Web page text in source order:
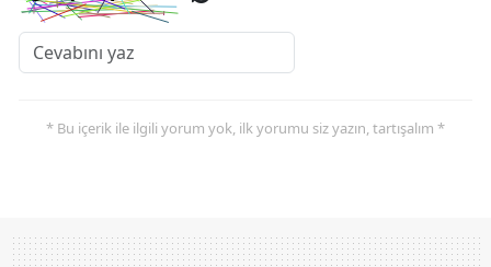
* Bu içerik ile ilgili yorum yok, ilk yorumu siz yazın, tartışalım *